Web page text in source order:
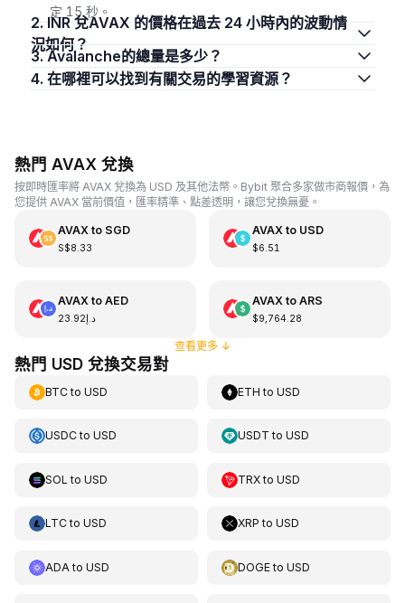
定 15 秒。
2. INR 兌AVAX 的價格在過去 24 小時內的波動情
況如何？
3. Avalanche的總量是多少？
4. 在哪裡可以找到有關交易的學習資源？
熱門 AVAX 兌換
按即時匯率將 AVAX 兌換為 USD 及其他法幣。Bybit 聚合多家做市商報價，為
您提供 AVAX 當前價值，匯率精準、點差透明，讓您兌換無憂。
AVAX to SGD
S$8.33
AVAX to USD
$6.51
AVAX to AED
د.إ23.92
AVAX to ARS
$9,764.28
查看更多↓
熱門 USD 兌換交易對
BTCto USD ETH toUSD
USDCto USD USDT toUSD
SOL to USD TRXtoUSD
LTCto USD XRP toUSD
ADA to USD DOGEtoUSD